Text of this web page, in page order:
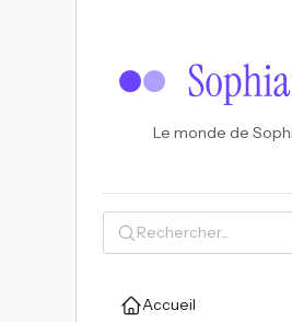
Le monde de
Accueil